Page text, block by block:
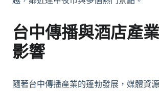
台中傳播與酒店產
影響
隨著台中傳播產業的蓬勃發展，媒體資